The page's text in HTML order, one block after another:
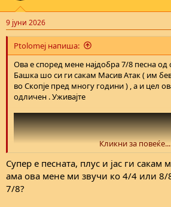
9 јуни 2026
Ptolomej напиша:
Ова е според мене најдобра 7/8 песна од
Башка шо си ги сакам Масив Атак ( им
во Скопје пред многу години ) , а и цел
одличен . Уживајте
Кликни за повеќе...
Супер е песната, плус и јас ги сакам
ама ова мене ми звучи ко 4/4 или 8/
7/8?